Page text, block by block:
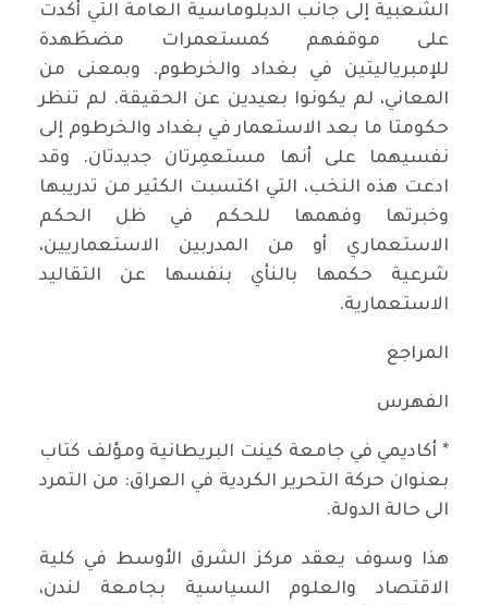
الشعبية إلى جانب الدبلوماسية العامة التي أكدت
على موقفهم كمستعمرات مضطَهدة
للإمبرياليتين في بغداد والخرطوم. وبمعنى من
المعاني، لم يكونوا بعيدين عن الحقيقة. لم تنظر
حكومتا ما بعد الاستعمار في بغداد والخرطوم إلى
نفسيهما على أنها مستعمِرتان جديدتان. وقد
ادعت هذه النخب، التي اكتسبت الكثير من تدريبها
وخبرتها وفهمها للحكم في ظل الحكم
الاستعماري أو من المدربين الاستعماريين،
شرعية حكمها بالنأي بنفسها عن التقاليد
الاستعمارية.
المراجع
الفهرس
* أكاديمي في جامعة كينت البريطانية ومؤلف كتاب
بعنوان حركة التحرير الكردية في العراق: من التمرد
الى حالة الدولة.
هذا وسوف يعقد مركز الشرق الأوسط في كلية
الاقتصاد والعلوم السياسية بجامعة لندن،